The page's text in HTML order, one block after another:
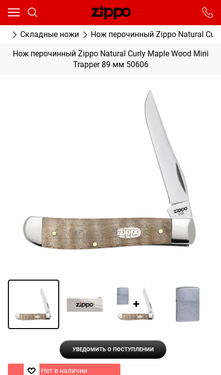
Складные ножи Нож перочинный Zippo Natural
Нож перочинный Zippo Natural Curly Maple Wood Mini
Trapper 89 мм 50606
УВЕДОМИТЬ О ПОСТУПЛЕНИИ
Нет в наличии
Ваш город - Москва,
От выбранного города зависят сроки доставки